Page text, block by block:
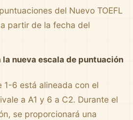
del Nuevo TOEFL
partir de la fecha del
la nueva escala de puntuación
1-6 está alineada con el
a A1 y 6 a C2. Durante el
se proporcionará una